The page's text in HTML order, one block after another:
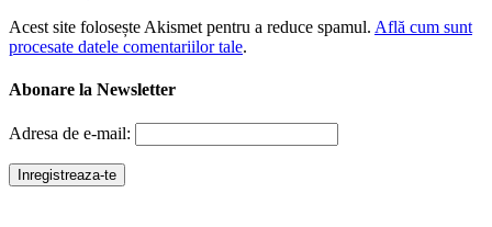
Acest site folosește Akismet pentru a reduce spamul. Află cum sunt
procesate datele comentariilor tale.
Abonare la Newsletter
Adresa de e-mail: